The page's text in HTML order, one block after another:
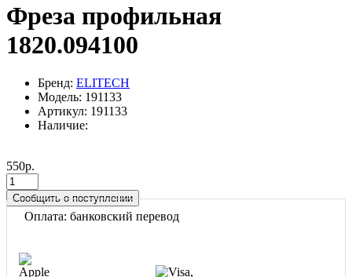
Фреза профильная
1820.094100
Бренд: ELITECH
Модель: 191133
Артикул: 191133
Наличие:
550р.
Сообщить о поступлении
Оплата: банковский перевод